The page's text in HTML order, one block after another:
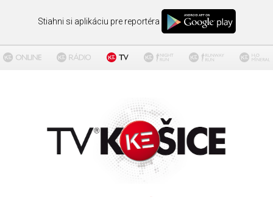
Stiahni si aplikáciu pre reportéra